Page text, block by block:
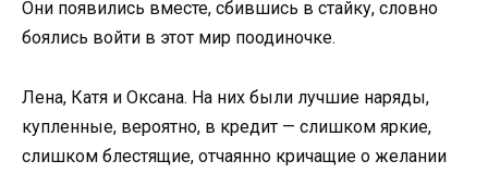
Они появились вместе, сбившись в стайку, словно
боялись войти в этот мир поодиночке.
Лена, Катя и Оксана. На них были лучшие наряды,
купленные, вероятно, в кредит — слишком яркие,
слишком блестящие, отчаянно кричащие о желании